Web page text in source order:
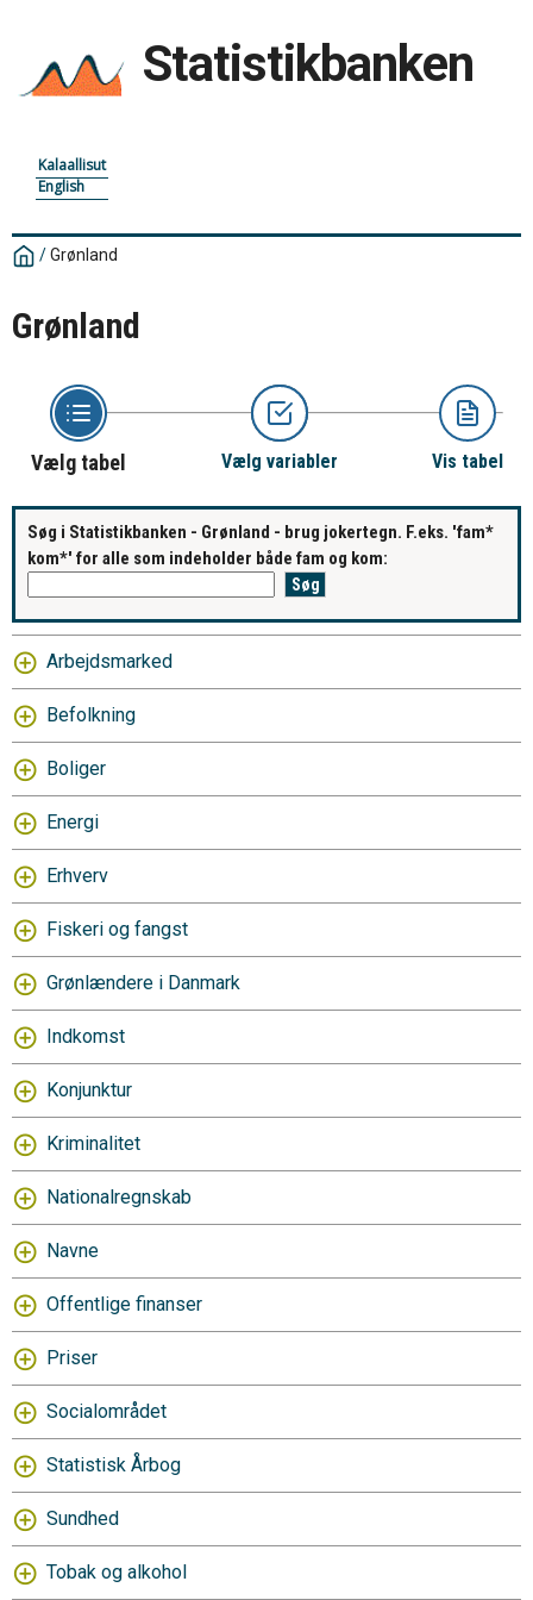
Statistikbanken
Kalaallisut
English
/Grønland
Grønland
Vælg tabel Vælg variabler Vis tabel
Søg i Statistikbanken - Grønland - brug jokertegn. F.eks. 'fam*
kom*' for alle som indeholder både fam og kom:
Arbejdsmarked
Befolkning
Boliger
Energi
Erhverv
Fiskeri og fangst
Grønlændere i Danmark
Indkomst
Konjunktur
Kriminalitet
Nationalregnskab
Navne
Offentlige finanser
Priser
Socialområdet
Statistisk Årbog
Sundhed
Tobak og alkohol